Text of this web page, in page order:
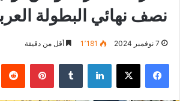
نصف نهائي البطولة
7 نوفمبر 2024 1٬181 أقل من دقيقة
فيسبوك ‫X لينكدإن بينتيريست